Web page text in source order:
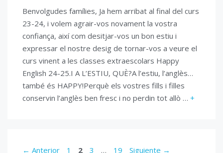
Benvolgudes famílies, Ja hem arribat al final del curs
23-24, i volem agrair-vos novament la vostra
confiança, així com desitjar-vos un bon estiu i
expressar el nostre desig de tornar-vos a veure el
curs vinent a les classes extraescolars Happy
English 24-25.I A L’ESTIU, QUÈ?A l’estiu, l’anglès…
també és HAPPY!Perquè els vostres fills i filles
conservin l’anglès ben fresc i no perdin tot allò … +
← Anterior Página
1 Página
2 Página
3 … Página
19 Siguiente →